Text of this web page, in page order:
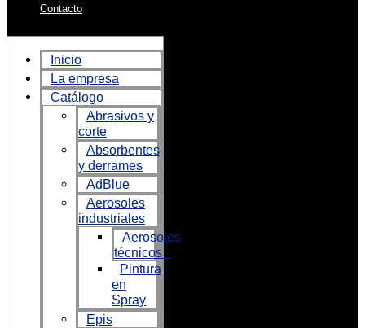
Contacto
Inicio
La empresa
Catálogo
Abrasivos y
corte
Absorbentes
y derrames
AdBlue
Aerosoles
industriales
Aerosoles
técnicos
Pintura
en
Spray
Epis